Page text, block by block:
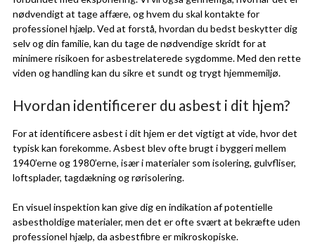
nødvendigt at tage affære, og hvem du skal kontakte for
professionel hjælp. Ved at forstå, hvordan du bedst beskytter dig
selv og din familie, kan du tage de nødvendige skridt for at
minimere risikoen for asbestrelaterede sygdomme. Med den rette
viden og handling kan du sikre et sundt og trygt hjemmemiljø.
Hvordan identificerer du asbest i dit hjem?
For at identificere asbest i dit hjem er det vigtigt at vide, hvor det
typisk kan forekomme. Asbest blev ofte brugt i byggeri mellem
1940’erne og 1980’erne, især i materialer som isolering, gulvfliser,
loftsplader, tagdækning og rørisolering.
En visuel inspektion kan give dig en indikation af potentielle
asbestholdige materialer, men det er ofte svært at bekræfte uden
professionel hjælp, da asbestfibre er mikroskopiske.